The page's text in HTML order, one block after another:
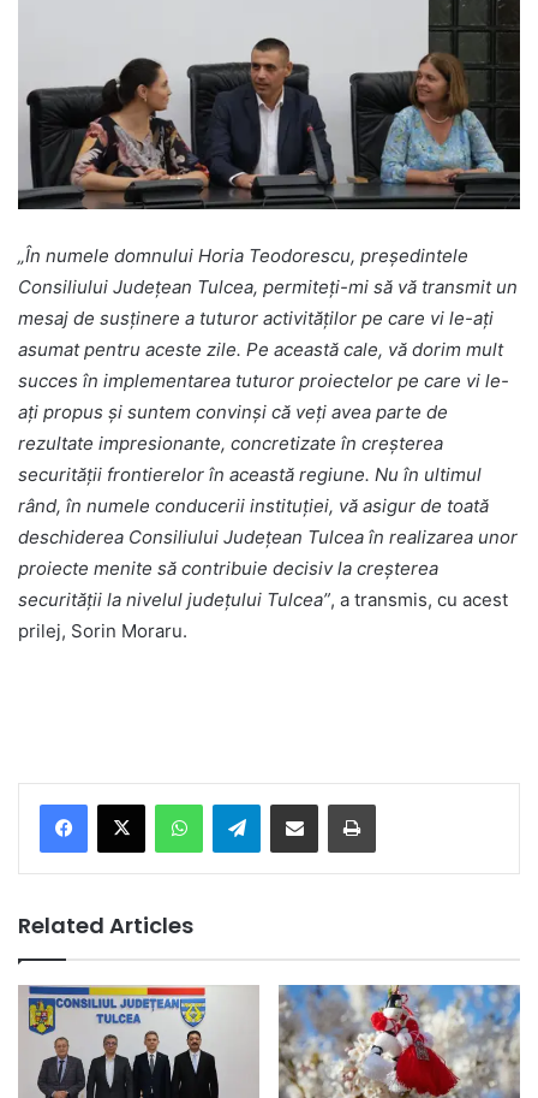
„În numele domnului Horia Teodorescu, președintele
Consiliului Județean Tulcea, permiteți-mi să vă transmit un
mesaj de susținere a tuturor activităților pe care vi le-ați
asumat pentru aceste zile. Pe această cale, vă dorim mult
succes în implementarea tuturor proiectelor pe care vi le-
ați propus și suntem convinși că veți avea parte de
rezultate impresionante, concretizate în creșterea
securității frontierelor în această regiune. Nu în ultimul
rând, în numele conducerii instituției, vă asigur de toată
deschiderea Consiliului Județean Tulcea în realizarea unor
proiecte menite să contribuie decisiv la creșterea
securității la nivelul județului Tulcea”, a transmis, cu acest
prilej, Sorin Moraru.
Telegram
Related Articles